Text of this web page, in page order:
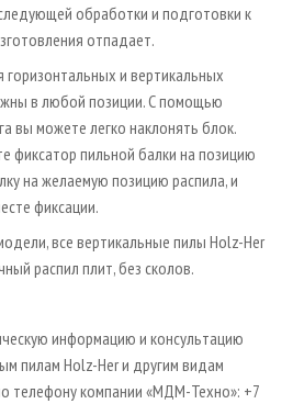
обработки и подготовки к
отпадает.
и вертикальных
в любой позиции. С помощью
вы можете легко наклонять блок.
фиксатор пильной балки на позицию
на желаемую позицию распила, и
фиксации.
все вертикальные пилы Holz­-Her
распил плит, без сколов.
информацию и консультацию
пилам Holz­-Her и другим видам
телефону компании «МДМ-Техно»: +7